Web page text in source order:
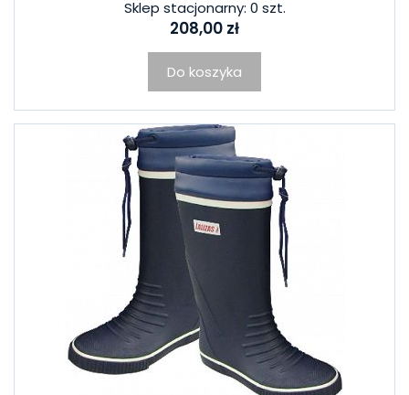
Sklep stacjonarny: 0 szt.
208,00 zł
Do koszyka